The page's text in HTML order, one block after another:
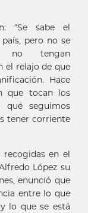
“Se sabe el
pero no se
no tengan
el relajo de que
Hace
que tocan los
qué seguimos
tener corriente
recogidas en el
López su
enunció que
entre lo que
lo que se está